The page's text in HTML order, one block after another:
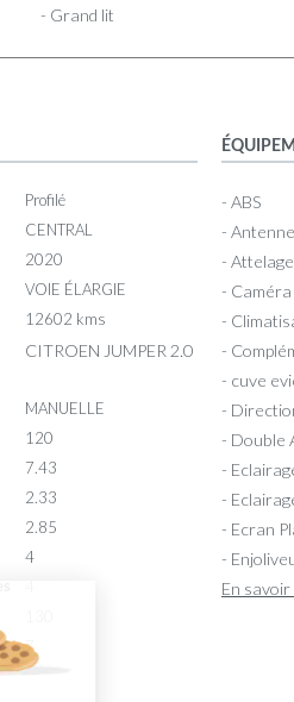
- Grand lit
Profilé
CENTRAL
2020
VOIE ÉLARGIE
12602 kms
CITROEN JUMPER 2.0
MANUELLE
120
7.43
2.33
2.85
4
7
- ABS
-
- Attelage
-
-
-
- cuve
-
- Double
-
-
- Ecran
-
En savoir